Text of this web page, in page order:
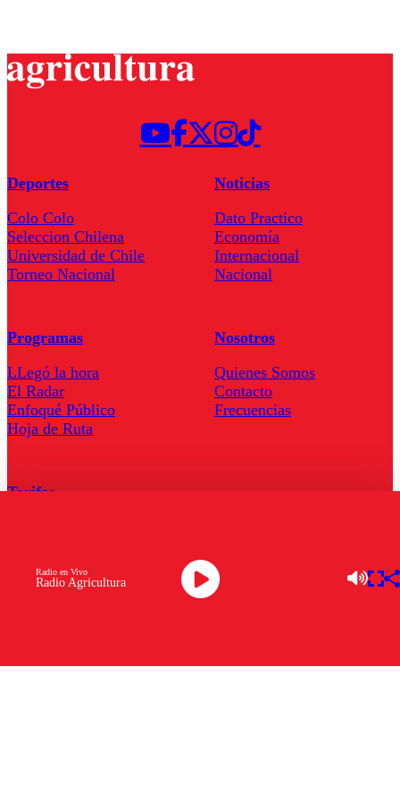
Radio Agricultura
Radio en Vivo
Deportes
Colo Colo
Seleccion Chilena
Universidad de Chile
Torneo Nacional
Noticias
Dato Practico
Economía
Internacional
Nacional
Programas
LLegó la hora
El Radar
Enfoqué Público
Hoja de Ruta
Nosotros
Quienes Somos
Contacto
Frecuencias
Tarifas
Descarga la APP